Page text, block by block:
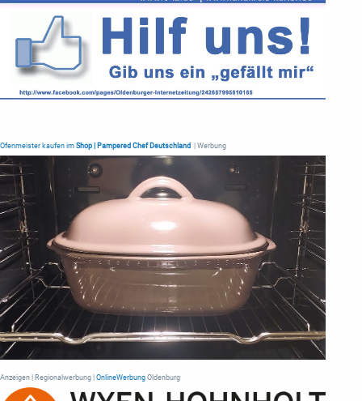
Ofenmeister kaufen im Shop | Pampered Chef Deutschland | Werbung
Anzeigen | Regionalwerbung | OnlineWerbung Oldenburg